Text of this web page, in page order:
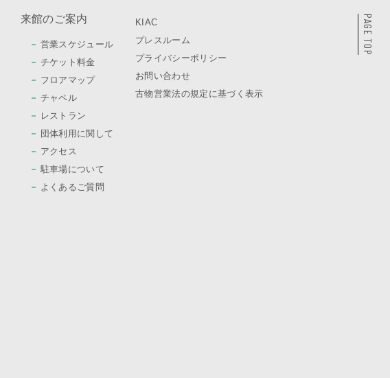
来館のご案内
営業スケジュール
チケット料金
フロアマップ
チャペル
レストラン
団体利用に関して
アクセス
駐車場について
よくあるご質問
KIAC
プレスルーム
プライバシーポリシー
お問い合わせ
古物営業法の規定に基づく表示
PAGE TOP